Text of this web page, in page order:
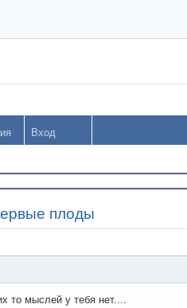
Вход
плоды
то мыслей у тебя нет....